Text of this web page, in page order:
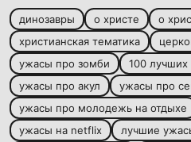
динозавры о христе
о
христианская тематика
ужасы про зомби
100
ужасы про акул
ужасы про
ужасы про молодежь на отдыхе
ужасы на netflix
лучшие